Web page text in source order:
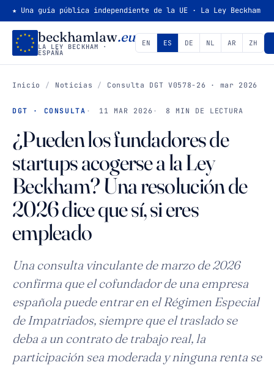
★ Una guía pública independiente de la UE · La Ley Beckham
beckhamlaw.eu
LA LEY BECKHAM ·
ESPAÑA
EN ES DE NL AR ZH
Inicio / Noticias / Consulta DGT V0578-26 · mar 2026
DGT · CONSULTA 11 MAR 2026 8 MIN DE LECTURA
¿Pueden los fundadores de
startups acogerse a la Ley
Beckham? Una resolución de
2026 dice que sí, si eres
empleado
Una consulta vinculante de marzo de 2026
confirma que el cofundador de una empresa
española puede entrar en el Régimen Especial
de Impatriados, siempre que el traslado se
deba a un contrato de trabajo real, la
participación sea moderada y ninguna renta se